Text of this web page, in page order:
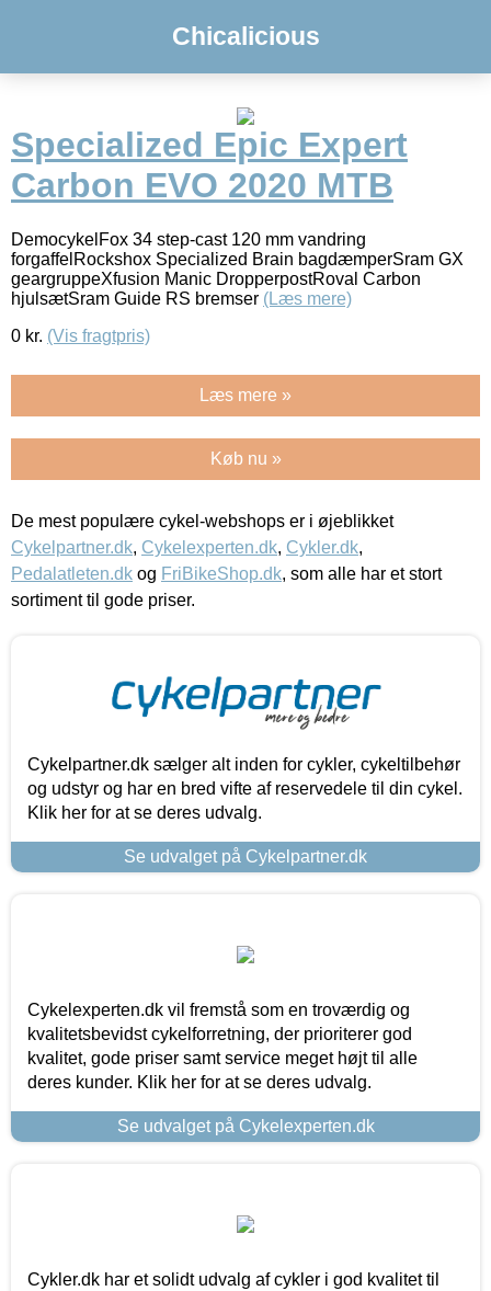
Chicalicious
Specialized Epic Expert
Carbon EVO 2020 MTB
DemocykelFox 34 step-cast 120 mm vandring
forgaffelRockshox Specialized Brain bagdæmperSram GX
geargruppeXfusion Manic DropperpostRoval Carbon
hjulsætSram Guide RS bremser (Læs mere)
0 kr. (Vis fragtpris)
Læs mere »
Køb nu »
De mest populære cykel-webshops er i øjeblikket
Cykelpartner.dk, Cykelexperten.dk, Cykler.dk,
Pedalatleten.dk og FriBikeShop.dk, som alle har et stort
sortiment til gode priser.
Cykelpartner.dk sælger alt inden for cykler, cykeltilbehør
og udstyr og har en bred vifte af reservedele til din cykel.
Klik her for at se deres udvalg.
Se udvalget på Cykelpartner.dk
Cykelexperten.dk vil fremstå som en troværdig og
kvalitetsbevidst cykelforretning, der prioriterer god
kvalitet, gode priser samt service meget højt til alle
deres kunder. Klik her for at se deres udvalg.
Se udvalget på Cykelexperten.dk
Cykler.dk har et solidt udvalg af cykler i god kvalitet til